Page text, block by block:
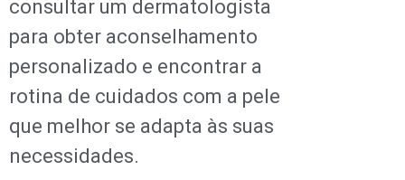
consultar um dermatologista
para obter aconselhamento
personalizado e encontrar a
rotina de cuidados com a pele
que melhor se adapta às suas
necessidades.